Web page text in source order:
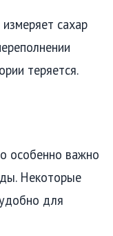
сахар
теряется.
особенно важно
Некоторые
для